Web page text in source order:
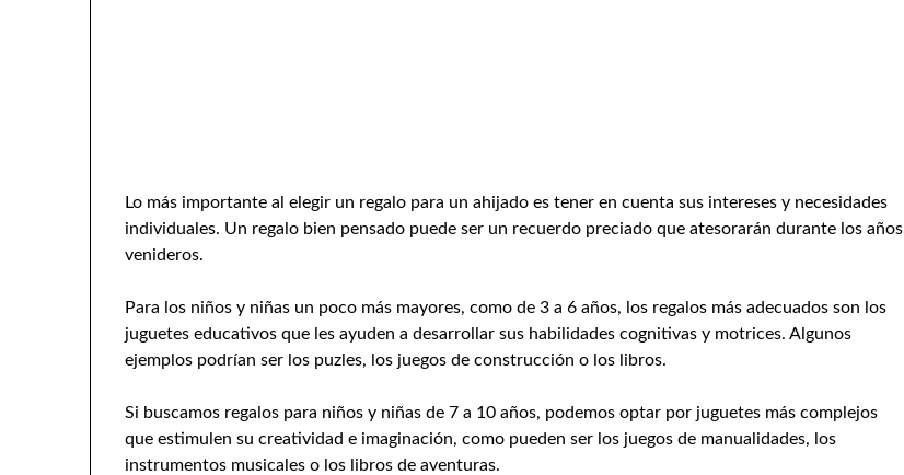
Lo más importante al elegir un regalo para un ahijado es tener en cuenta sus intereses y necesidades
individuales. Un regalo bien pensado puede ser un recuerdo preciado que atesorarán durante los años
venideros.
Para los niños y niñas un poco más mayores, como de 3 a 6 años, los regalos más adecuados son los
juguetes educativos que les ayuden a desarrollar sus habilidades cognitivas y motrices. Algunos
ejemplos podrían ser los puzles, los juegos de construcción o los libros.
Si buscamos regalos para niños y niñas de 7 a 10 años, podemos optar por juguetes más complejos
que estimulen su creatividad e imaginación, como pueden ser los juegos de manualidades, los
instrumentos musicales o los libros de aventuras.